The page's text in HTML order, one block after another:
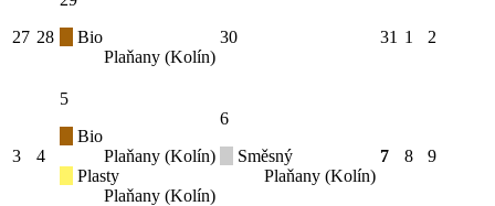
27 28
Bio
Plaňany (Kolín)
30 31 1 2
3 4
5
Bio
Plaňany (Kolín)
Plasty
Plaňany (Kolín)
6
Směsný
Plaňany (Kolín)
7 8 9